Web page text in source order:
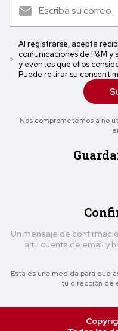
Al registrarse, acepta
comunicaciones de P&M y
y eventos que ellos
Puede retirar su
Nos comprometemos a no
Un mensaje de
a tu cuenta de email y
Esta es una medida para que
tu dirección de